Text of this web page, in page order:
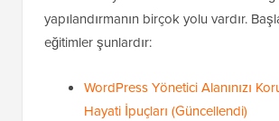
yapılandırmanın birçok yolu vardır.
eğitimler şunlardır:
WordPress Yönetici Alanınızı
Hayati İpuçları (Güncellendi)